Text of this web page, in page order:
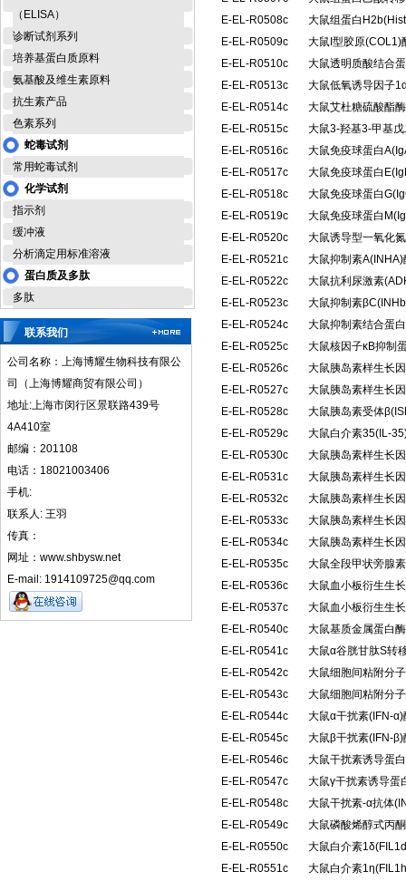
（ELISA）
诊断试剂系列
培养基蛋白质原料
氨基酸及维生素原料
抗生素产品
色素系列
蛇毒试剂
常用蛇毒试剂
化学试剂
指示剂
缓冲液
分析滴定用标准溶液
蛋白质及多肽
多肽
联系我们
公司名称：上海博耀生物科技有限公
司（上海博耀商贸有限公司）
地址:上海市闵行区景联路439号
4A410室
邮编：201108
电话：18021003406
手机:
联系人: 王羽
传真：
网址：www.shbysw.net
E-mail: 1914109725@qq.com
E-EL-R0508c
大鼠组蛋白
E-EL-R0509c
大鼠I型胶原(COL1)
E-EL-R0510c
大鼠透明质酸结合
E-EL-R0513c
大鼠低氧诱导因子
E-EL-R0514c
大鼠艾杜糖硫酸酯
E-EL-R0515c
大鼠3-羟基3-甲基
E-EL-R0516c
大鼠免疫球蛋白
E-EL-R0517c
大鼠免疫球蛋白
E-EL-R0518c
大鼠免疫球蛋白
E-EL-R0519c
大鼠免疫球蛋白
E-EL-R0520c
大鼠诱导型一氧化
E-EL-R0521c
大鼠抑制素
E-EL-R0522c
大鼠抗利尿激素
E-EL-R0523c
大鼠抑制素
E-EL-R0524c
大鼠抑制素结合蛋
E-EL-R0525c
大鼠核因子κB抑制
E-EL-R0526c
大鼠胰岛素样生长
E-EL-R0527c
大鼠胰岛素样生长
E-EL-R0528c
大鼠胰岛素受体
E-EL-R0529c
大鼠白介素35(IL-
E-EL-R0530c
大鼠胰岛素样生长
E-EL-R0531c
大鼠胰岛素样生长
E-EL-R0532c
大鼠胰岛素样生长
E-EL-R0533c
大鼠胰岛素样生长
E-EL-R0534c
大鼠胰岛素样生长
E-EL-R0535c
大鼠全段甲状旁腺
E-EL-R0536c
大鼠血小板衍生生
E-EL-R0537c
大鼠血小板衍生生
E-EL-R0540c
大鼠基质金属蛋白
E-EL-R0541c
大鼠α谷胱甘肽S转
E-EL-R0542c
大鼠细胞间粘附分
E-EL-R0543c
大鼠细胞间粘附分
E-EL-R0544c
大鼠α干扰素(IFN-
E-EL-R0545c
大鼠β干扰素(IFN-
E-EL-R0546c
大鼠干扰素诱导蛋
E-EL-R0547c
大鼠γ干扰素诱导蛋
E-EL-R0548c
大鼠干扰素-α抗体
E-EL-R0549c
大鼠磷酸烯醇式丙
E-EL-R0550c
大鼠白介素
E-EL-R0551c
大鼠白介素